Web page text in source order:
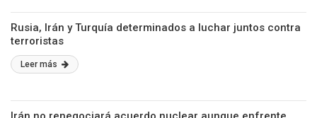
Rusia, Irán y Turquía determinados a luchar juntos contra
terroristas
Leer más